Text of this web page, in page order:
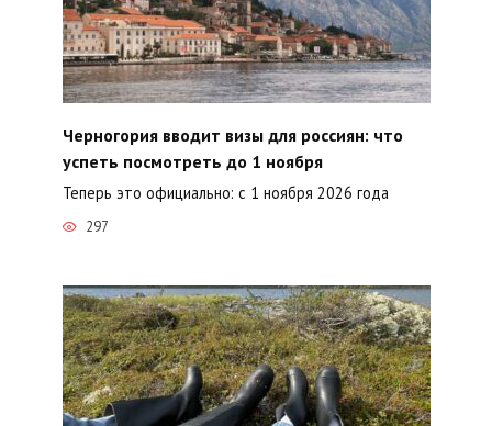
Черногория вводит визы для россиян: что
успеть посмотреть до 1 ноября
Теперь это официально: с 1 ноября 2026 года
297